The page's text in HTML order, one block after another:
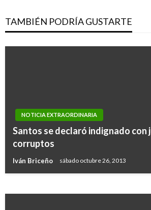
TAMBIÉN PODRÍA GUSTARTE
NOTICIA EXTRAORDINARIA
Santos se declaró indignado con
corruptos
Iván Briceño sábado octubre 26, 2013
Senado aprobó presupuesto de